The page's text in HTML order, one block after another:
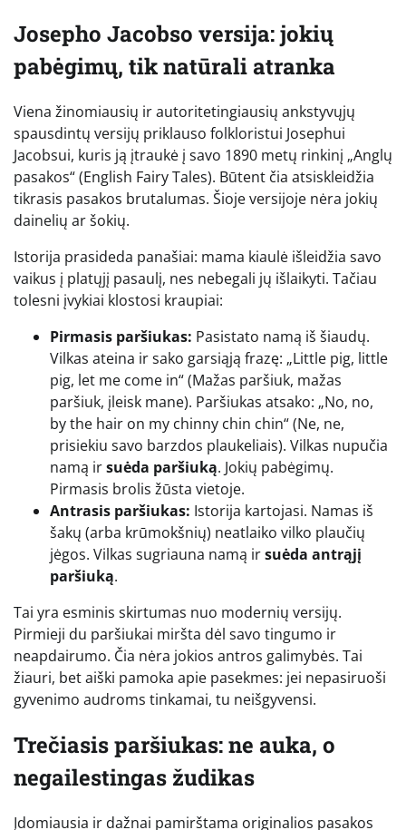
Josepho Jacobso versija: jokių
pabėgimų, tik natūrali atranka
Viena žinomiausių ir autoritetingiausių ankstyvųjų
spausdintų versijų priklauso folkloristui Josephui
Jacobsui, kuris ją įtraukė į savo 1890 metų rinkinį „Anglų
pasakos“ (English Fairy Tales). Būtent čia atsiskleidžia
tikrasis pasakos brutalumas. Šioje versijoje nėra jokių
dainelių ar šokių.
Istorija prasideda panašiai: mama kiaulė išleidžia savo
vaikus į platųjį pasaulį, nes nebegali jų išlaikyti. Tačiau
tolesni įvykiai klostosi kraupiai:
Pirmasis paršiukas: Pasistato namą iš šiaudų.
Vilkas ateina ir sako garsiąją frazę: „Little pig, little
pig, let me come in“ (Mažas paršiuk, mažas
paršiuk, įleisk mane). Paršiukas atsako: „No, no,
by the hair on my chinny chin chin“ (Ne, ne,
prisiekiu savo barzdos plaukeliais). Vilkas nupučia
namą irsuėda paršiuką. Jokių pabėgimų.
Pirmasis brolis žūsta vietoje.
Antrasis paršiukas: Istorija kartojasi. Namas iš
šakų (arba krūmokšnių) neatlaiko vilko plaučių
jėgos. Vilkas sugriauna namą irsuėda antrąjį
paršiuką.
Tai yra esminis skirtumas nuo modernių versijų.
Pirmieji du paršiukai miršta dėl savo tingumo ir
neapdairumo. Čia nėra jokios antros galimybės. Tai
žiauri, bet aiški pamoka apie pasekmes: jei nepasiruoši
gyvenimo audroms tinkamai, tu neišgyvensi.
Trečiasis paršiukas: ne auka, o
negailestingas žudikas
Įdomiausia ir dažnai pamirštama originalios pasakos